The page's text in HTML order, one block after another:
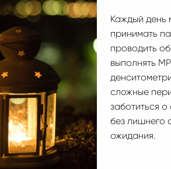
Каждый день
принимать
проводить
выполнять
сложные
заботиться
без лишнего
ожидания.